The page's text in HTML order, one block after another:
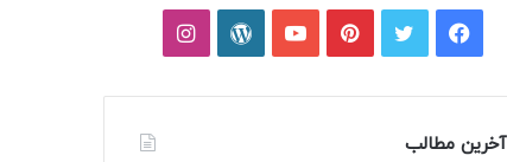
فیسبوکتوییترپینتریستیوتیوبوردپرساینستاگرام
آخرین مطالب